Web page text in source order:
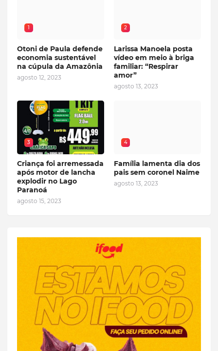
1
Otoni de Paula defende
economia sustentável
na cúpula da Amazônia
agosto 12, 2023
2
Larissa Manoela posta
vídeo em meio à briga
familiar: “Respirar
amor”
agosto 13, 2023
3
Criança foi arremessada
após motor de lancha
explodir no Lago
Paranoá
agosto 15, 2023
4
Família lamenta dia dos
pais sem coronel Naime
agosto 13, 2023